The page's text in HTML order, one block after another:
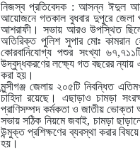
নিজস্ব প্রতিবেদক : আসন্ন ঈদুল
আয়োজনে গতকাল বুধবার দুপুরে জেলা
আশরাফী। সভায় আরও উপস্থিত ছিলেন
অতিরিক্ত পুলিশ সুপার মোঃ কামরান
কোরবানিযোগ্য পশুর সংখ্যা
উদ্বুদ্ধকরণের লক্ষ্যে গত বছরের ন্যায় এ
করা হয়।
মুন্সীগঞ্জ জেলায় ২০৫টি নিবন্ধিত
চাহিদা রয়েছে। এছাড়াও চামড়া
প্রাণিসম্পদ কর্মকতা ও জাতীয় ভোক্তা
সভায় সঠিক নিয়মে জবাই, চামড়া
উন্মুক্ত প্রশিক্ষণের ব্যবস্থা করার
হয়।